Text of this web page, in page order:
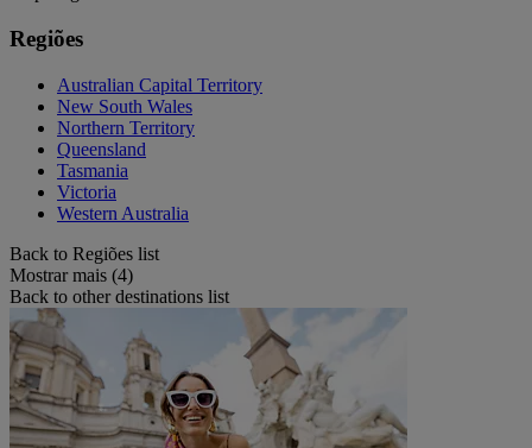
Regiões
Australian Capital Territory
New South Wales
Northern Territory
Queensland
Tasmania
Victoria
Western Australia
Back to Regiões list
Mostrar mais (4)
Back to other destinations list